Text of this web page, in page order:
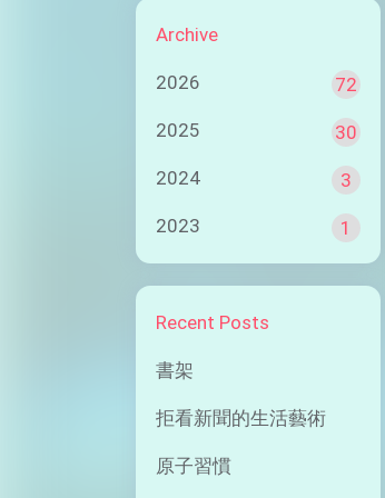
Archive
2026 72
2025 30
2024 3
2023 1
Recent Posts
書架
拒看新聞的生活藝術
原子習慣